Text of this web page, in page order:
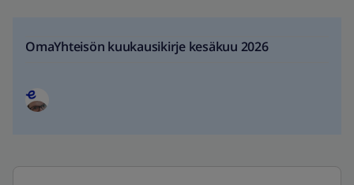
OmaYhteisön kuukausikirje kesäkuu 2026